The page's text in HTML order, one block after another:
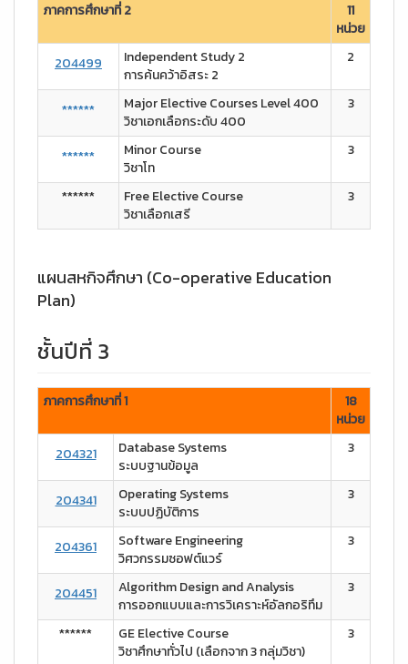
ภาคการศึกษาที่ 2
11
หน่วย
204499
Independent Study 2
การค้นคว้าอิสระ 2
2
******
Major Elective Courses Level 400
วิชาเอกเลือกระดับ 400
3
******
Minor Course
วิชาโท
3
******
Free Elective Course
วิชาเลือกเสรี
3
แผนสหกิจศึกษา (Co-operative Education
Plan)
ชั้นปีที่ 3
ภาคการศึกษาที่ 1
18
หน่วย
204321
Database Systems
ระบบฐานข้อมูล
3
204341
Operating Systems
ระบบปฏิบัติการ
3
204361
Software Engineering
วิศวกรรมซอฟต์แวร์
3
204451
Algorithm Design and Analysis
การออกแบบและการวิเคราะห์อัลกอริทึม
3
******
GE Elective Course
วิชาศึกษาทั่วไป (เลือกจาก 3 กลุ่มวิชา)
3